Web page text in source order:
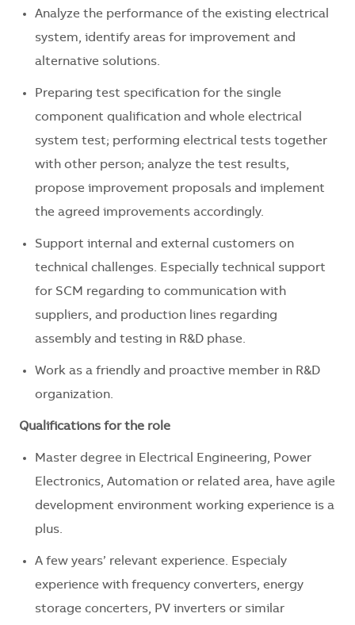
Analyze the performance of the existing electrical
system, identify areas for improvement and
alternative solutions.
Preparing test specification for the single
component qualification and whole electrical
system test; performing electrical tests together
with other person; analyze the test results,
propose improvement proposals and implement
the agreed improvements accordingly.
Support internal and external customers on
technical challenges. Especially technical support
for SCM regarding to communication with
suppliers, and production lines regarding
assembly and testing in R&D phase.
Work as a friendly and proactive member in R&D
organization.
Qualifications for the role
Master degree in Electrical Engineering, Power
Electronics, Automation or related area, have agile
development environment working experience is a
plus.
A few years’ relevant experience. Especialy
experience with frequency converters, energy
storage concerters, PV inverters or similar